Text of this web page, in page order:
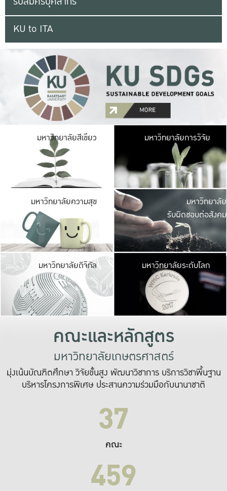
KU to ITA
มหาวิทยาลัยสีเขียว มหาวิ
มีพื้นที่เขียวสดใส
เป็นป่าในเมือง เกษต
มหาวิทยาลัยการวิจัย
มหาวิทยาลัยความสุข มหาวิ
ค
เปิดประ
และพบเรื่องราวใ
มหาวิทยาลัย
รับผิดชอบต่อสังคม
มหาวิทยาลัยดิจิทัล มหาวิ
เปลี่ยนแปลง แล
เพื่อทำง
ระบบสารสนเทศ
มหาวิทยาลัยระดับโลก
คณะและหลักสูตร
มหาวิทยาลัยเกษตรศาสตร์
มุ่งเน้นบัณฑิตศึกษา วิจัยขั้นสูง พัฒนาวิชาการ บริการวิชาพื้นฐาน
บริหารโครงการพิเศษ ประสานความร่วมมือกับนานาชาติ
37
คณะ
459